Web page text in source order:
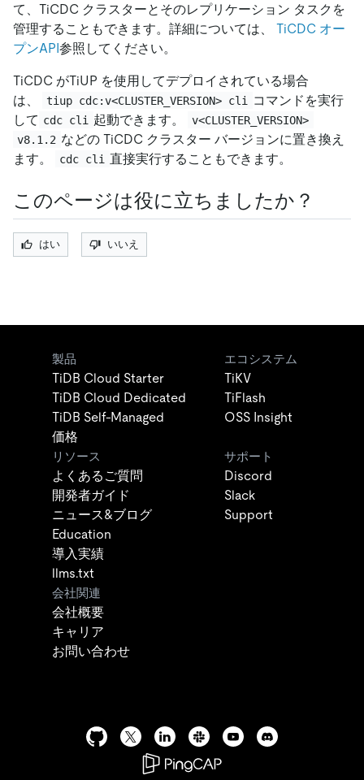
て、TiCDC クラスターとそのレプリケーション タスクを
管理することもできます。詳細については、 TiCDC オー
プンAPI参照してください。
TiCDC がTiUP を使用してデプロイされている場合
は、
tiup cdc:v<CLUSTER_VERSION> cli
コマンドを実行
して cdc cli 起動できます。
v<CLUSTER_VERSION>
v8.1.2 などの TiCDC クラスター バージョンに置き換え
ます。
cdc cli 直接実行することもできます。
このページは役に立ちましたか？
はい いいえ
製品
TiDB Cloud Starter
TiDB Cloud Dedicated
TiDB Self-Managed
価格
エコシステム
TiKV
TiFlash
OSS Insight
リソース
よくあるご質問
開発者ガイド
ニュース&ブログ
Education
導入実績
llms.txt
サポート
Discord
Slack
Support
会社関連
会社概要
キャリア
お問い合わせ